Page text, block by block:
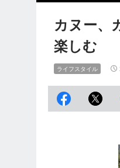
カヌー、
楽しむ
ライフスタイル